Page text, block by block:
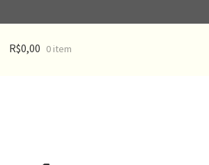
R$0,00 0 item